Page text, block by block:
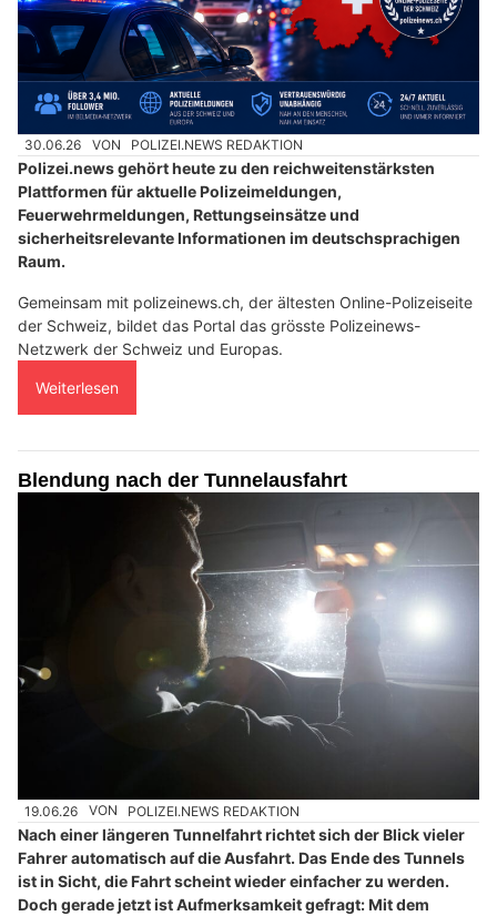
30.06.26 VON POLIZEI.NEWS REDAKTION
Polizei.news gehört heute zu den reichweitenstärksten
Plattformen für aktuelle Polizeimeldungen,
Feuerwehrmeldungen, Rettungseinsätze und
sicherheitsrelevante Informationen im deutschsprachigen
Raum.
Gemeinsam mit polizeinews.ch, der ältesten Online-Polizeiseite
der Schweiz, bildet das Portal das grösste Polizeinews-
Netzwerk der Schweiz und Europas.
Weiterlesen
Blendung nach der Tunnelausfahrt
19.06.26 VON POLIZEI.NEWS REDAKTION
Nach einer längeren Tunnelfahrt richtet sich der Blick vieler
Fahrer automatisch auf die Ausfahrt. Das Ende des Tunnels
ist in Sicht, die Fahrt scheint wieder einfacher zu werden.
Doch gerade jetzt ist Aufmerksamkeit gefragt: Mit dem